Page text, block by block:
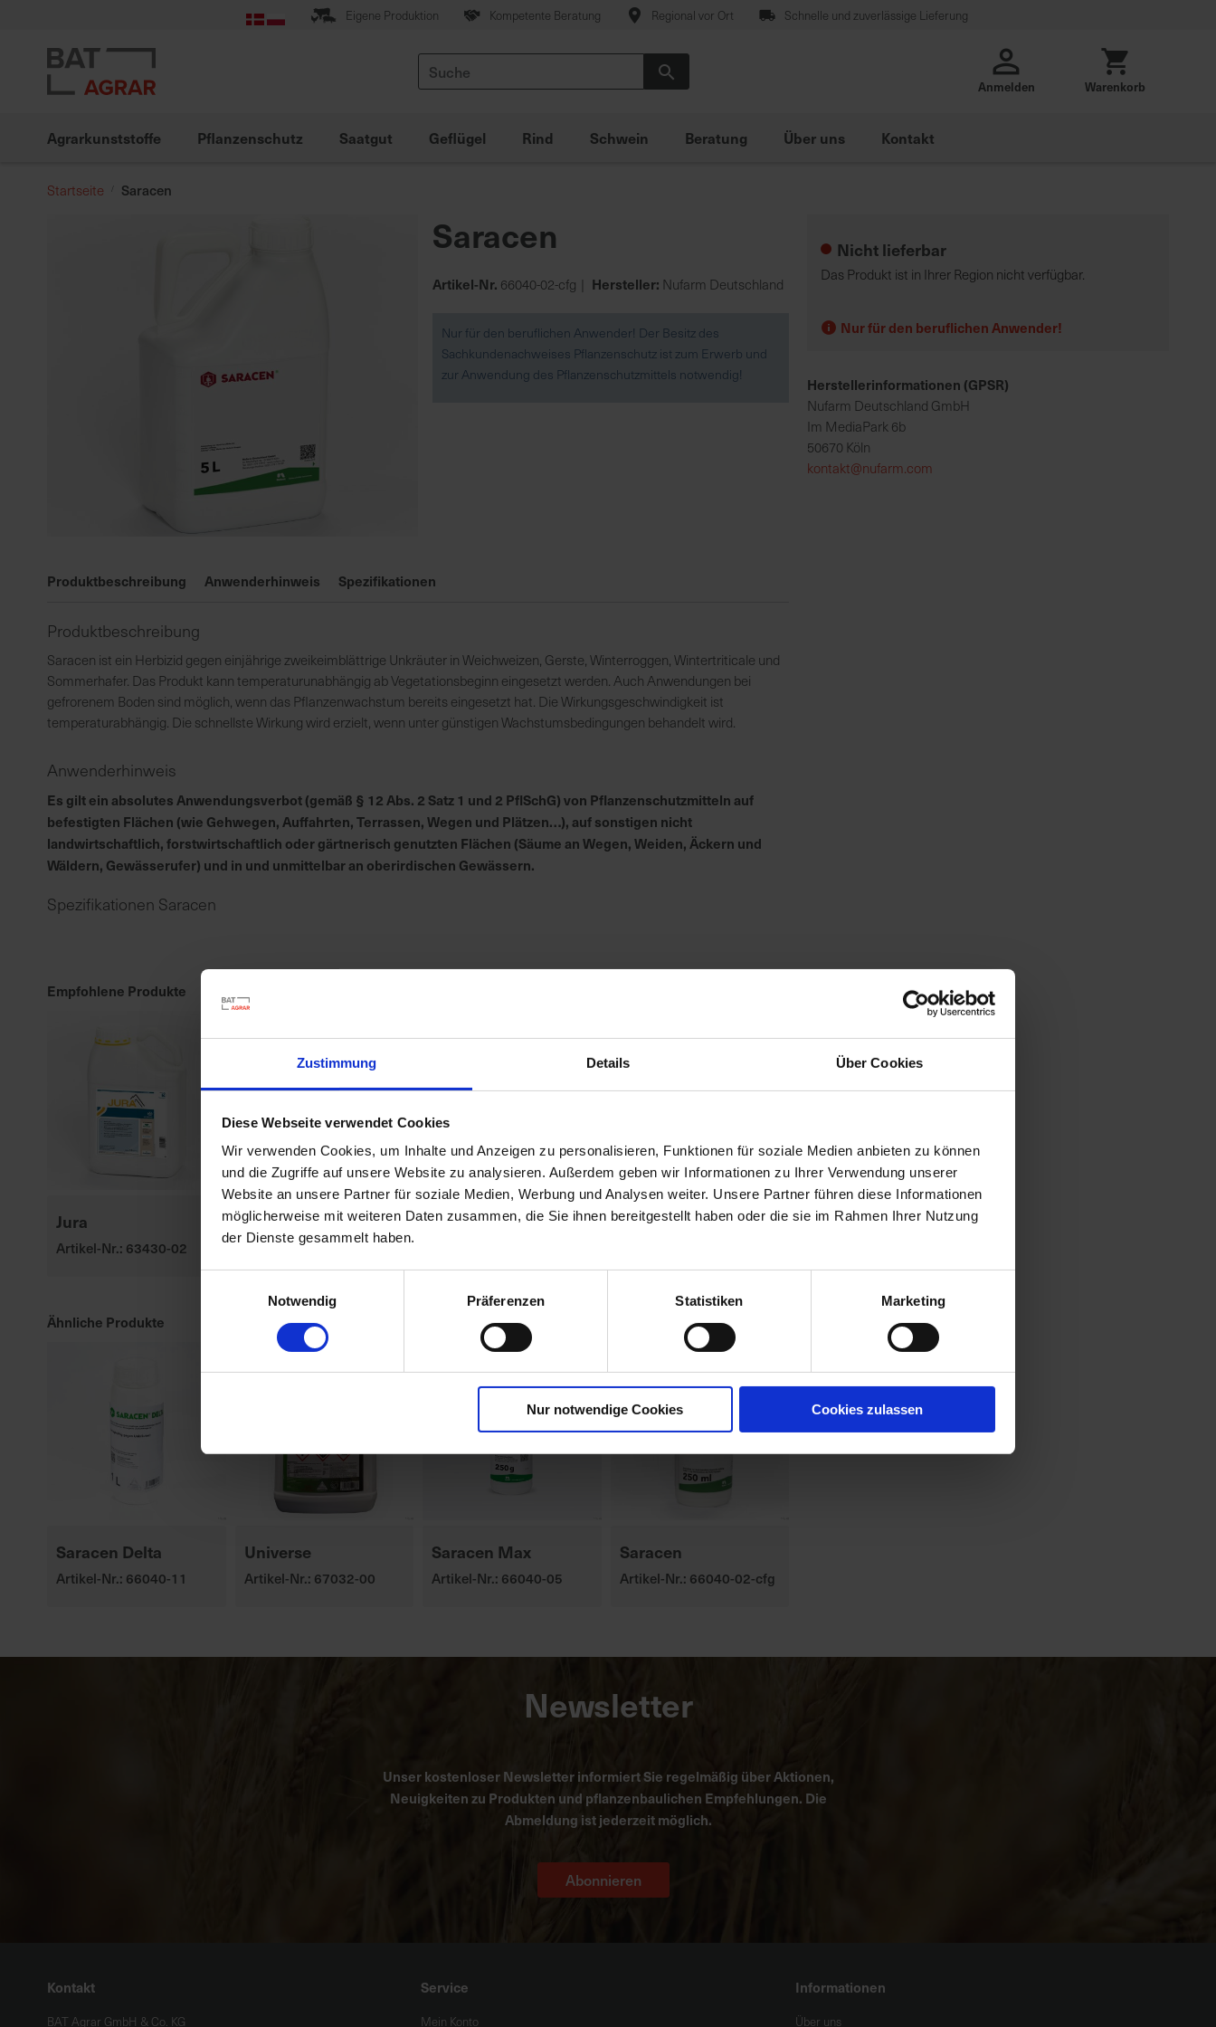
Zustimmung Details Über Cookies
Diese Webseite verwendet Cookies
Wir verwenden Cookies, um Inhalte und Anzeigen zu personalisieren, Funktionen für soziale Medien anbieten zu können
und die Zugriffe auf unsere Website zu analysieren. Außerdem geben wir Informationen zu Ihrer Verwendung unserer
Website an unsere Partner für soziale Medien, Werbung und Analysen weiter. Unsere Partner führen diese Informationen
möglicherweise mit weiteren Daten zusammen, die Sie ihnen bereitgestellt haben oder die sie im Rahmen Ihrer Nutzung
der Dienste gesammelt haben.
Notwendig
Präferenzen Statistiken Marketing
Nur notwendige Cookies Cookies zulassen
springen
Eigene Produktion Kompetente Beratung Regional vor Ort Schnelle und zuverlässige Lieferung
Suche
Anmelden Warenkorb
Agrarkunststoffe Pflanzenschutz Saatgut Geflügel Rind Schwein Beratung Über uns Kontakt
Startseite Saracen
der
springen
Saracen
Artikel-Nr. 66040-02-cfg Hersteller: Nufarm Deutschland
Nur für den beruflichen Anwender! Der Besitz des
Sachkundenachweises Pflanzenschutz ist zum Erwerb und
zur Anwendung des Pflanzenschutzmittels notwendig!
Produktbeschreibung Anwenderhinweis Spezifikationen
Produktbeschreibung
Saracen ist ein Herbizid gegen einjährige zweikeimblättrige Unkräuter in Weichweizen, Gerste, Winterroggen, Wintertriticale und
Sommerhafer. Das Produkt kann temperaturunabhängig ab Vegetationsbeginn eingesetzt werden. Auch Anwendungen bei
gefrorenem Boden sind möglich, wenn das Pflanzenwachstum bereits eingesetzt hat. Die Wirkungsgeschwindigkeit ist
temperaturabhängig. Die schnellste Wirkung wird erzielt, wenn unter günstigen Wachstumsbedingungen behandelt wird.
Anwenderhinweis
Es gilt ein absolutes Anwendungsverbot (gemäß § 12 Abs. 2 Satz 1 und 2 PflSchG) von Pflanzenschutzmitteln auf
befestigten Flächen (wie Gehwegen, Auffahrten, Terrassen, Wegen und Plätzen…), auf sonstigen nicht
landwirtschaftlich, forstwirtschaftlich oder gärtnerisch genutzten Flächen (Säume an Wegen, Weiden, Äckern und
Wäldern, Gewässerufer) und in und unmittelbar an oberirdischen Gewässern.
Spezifikationen Saracen
Empfohlene Produkte
Jura
Artikel-Nr.: 63430-02
Axial 50
Artikel-Nr.: 60385-02-cfg
Ähnliche Produkte
Saracen Delta
Artikel-Nr.: 66040-11
Universe
Artikel-Nr.: 67032-00
Saracen Max
Artikel-Nr.: 66040-05
Saracen
Artikel-Nr.: 66040-02-cfg
Nicht lieferbar
Das Produkt ist in Ihrer Region nicht verfügbar.
Nur für den beruflichen Anwender!
Herstellerinformationen (GPSR)
Nufarm Deutschland GmbH
Im MediaPark 6b
50670 Köln
kontakt@nufarm.com
Newsletter
Unser kostenloser Newsletter informiert Sie regelmäßig über Aktionen,
Neuigkeiten zu Produkten und pflanzenbaulichen Empfehlungen. Die
Abmeldung ist jederzeit möglich.
Abonnieren
Kontakt
BAT Agrar GmbH & Co. KG
Service
Mein Konto
Informationen
Über uns